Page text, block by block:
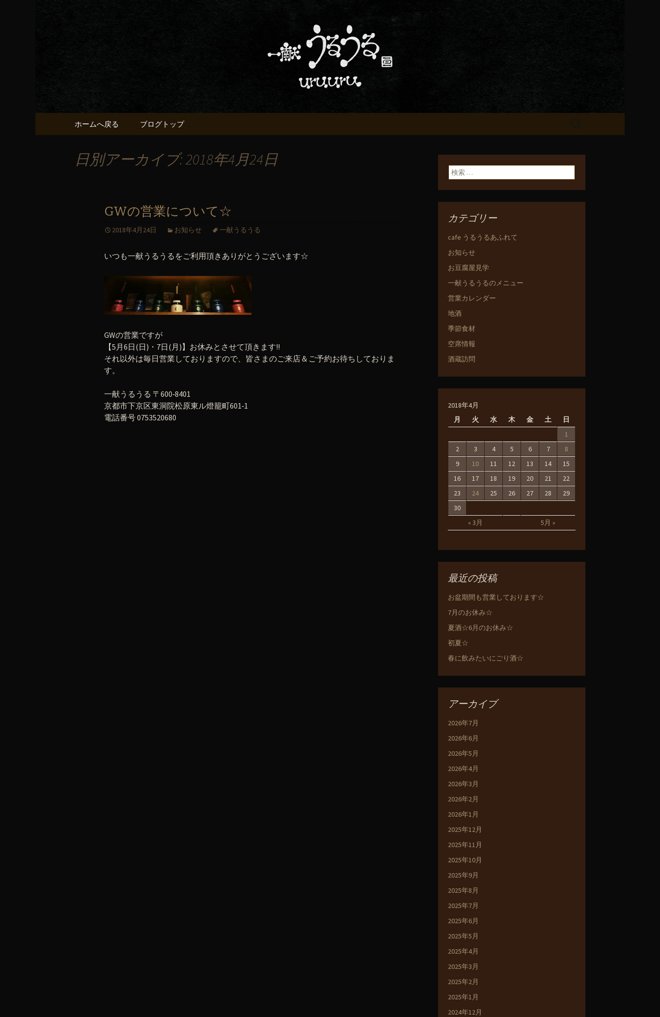
京都・五条でおいしい地酒が飲める「一
献うるうる」のブログ
京都・五条烏丸の町屋居酒屋「一献うるうる」からのお知らせ
コンテンツへ移動
ホームへ戻る ブログトップ
日別アーカイブ: 2018年4月24日
GWの営業について☆
2018年4月24日 お知らせ 一献うるうる
いつも一献うるうるをご利用頂きありがとうございます☆
GWの営業ですが
【5月6日(日)・7日(月)】お休みとさせて頂きます!!
それ以外は毎日営業しておりますので、皆さまのご来店＆ご予約お待ちしておりま
す。
一献うるうる 〒600‐8401
京都市下京区東洞院松原東ル燈籠町601‐1
電話番号 0753520680
検索:
カテゴリー
cafe うるうるあふれて
お知らせ
お豆腐屋見学
一献うるうるのメニュー
営業カレンダー
地酒
季節食材
空席情報
酒蔵訪問
2018年4月
月
火 水 木 金 土 日
« 3月 5月 »
1
2
3 4 5 6 7
8
9
10 11 12 13 14
15
16
17 18 19 20 21
22
23
24 25 26 27 28
29
30
最近の投稿
お盆期間も営業しております☆
7月のお休み☆
夏酒☆6月のお休み☆
初夏☆
春に飲みたいにごり酒☆
アーカイブ
2026年7月
2026年6月
2026年5月
2026年4月
2026年3月
2026年2月
2026年1月
2025年12月
2025年11月
2025年10月
2025年9月
2025年8月
2025年7月
2025年6月
2025年5月
2025年4月
2025年3月
2025年2月
2025年1月
2024年12月